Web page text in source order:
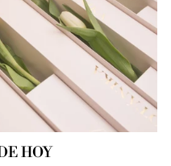
HOY